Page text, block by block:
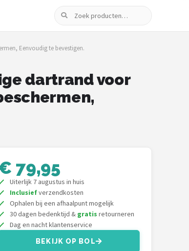
Zoeken
Eenvoudig te bevestigen.
dartrand voor
79,95
Uiterlijk 7 augustus in huis
Inclusiefverzendkosten
Ophalen bij een afhaalpunt mogelijk
30 dagen bedenktijd & gratis retourneren
Dag en nacht klantenservice
BEKIJK OP BOL